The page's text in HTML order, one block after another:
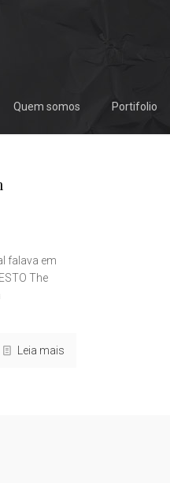
Quem somos Portifolio
falava em
The
Leia mais